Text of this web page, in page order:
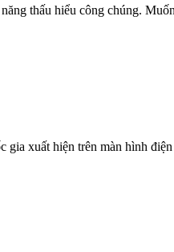
thấu hiểu công chúng.
gia xuất hiện trên màn hình